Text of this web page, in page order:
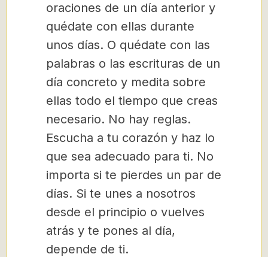
oraciones de un día anterior y
quédate con ellas durante
unos días. O quédate con las
palabras o las escrituras de un
día concreto y medita sobre
ellas todo el tiempo que creas
necesario. No hay reglas.
Escucha a tu corazón y haz lo
que sea adecuado para ti. No
importa si te pierdes un par de
días. Si te unes a nosotros
desde el principio o vuelves
atrás y te pones al día,
depende de ti.